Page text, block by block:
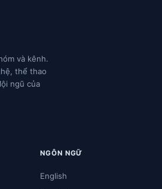
và kênh.
thể thao
ngũ của
NGÔN NGỮ
English